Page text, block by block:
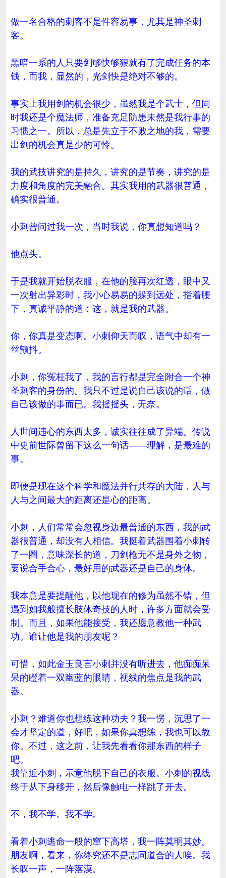
做一名合格的刺客不是件容易事，尤其是神圣刺
客。
黑暗一系的人只要剑够快够狠就有了完成任务的本
钱，而我，显然的，光剑快是绝对不够的。
事实上我用剑的机会很少，虽然我是个武士，但同
时我还是个魔法师，准备充足防患未然是我行事的
习惯之一。所以，总是先立于不败之地的我，需要
出剑的机会真是少的可怜。
我的武技讲究的是持久，讲究的是节奏，讲究的是
力度和角度的完美融合。其实我用的武器很普通，
确实很普通。
小刺曾问过我一次，当时我说，你真想知道吗？
他点头。
于是我就开始脱衣服，在他的脸再次红透，眼中又
一次射出异彩时，我小心易易的躲到远处，指着腰
下，真诚平静的道：这，就是我的武器。
你，你真是变态啊。小刺仰天而叹，语气中却有一
丝颤抖。
小刺，你冤枉我了，我的言行都是完全附合一个神
圣刺客的身份的。我只不过是说自己该说的话，做
自己该做的事而已。我摇摇头，无奈。
人世间违心的东西太多，诚实往往成了异端。传说
中史前世际曾留下这么一句话——理解，是最难的
事。
即便是现在这个科学和魔法并行共存的大陆，人与
人与之间最大的距离还是心的距离。
小刺，人们常常会忽视身边最普通的东西，我的武
器很普通，却没有人相信。我挺着武器围着小刺转
了一圈，意味深长的道，刀剑枪无不是身外之物，
要说合手合心，最好用的武器还是自己的身体。
我本意是要提醒他，以他现在的修为虽然不错，但
遇到如我般擅长肢体奇技的人时，许多方面就会受
制。而且，如果他能接受，我还愿意教他一种武
功。谁让他是我的朋友呢？
可惜，如此金玉良言小刺并没有听进去，他痴痴呆
呆的瞪着一双幽蓝的眼睛，视线的焦点是我的武
器。
小刺？难道你也想练这种功夫？我一愣，沉思了一
会才坚定的道，好吧，如果你真想练，我也可以教
你。不过，这之前，让我先看看你那东西的样子
吧。
我靠近小刺，示意他脱下自己的衣服。小刺的视线
终于从下身移开，然后像触电一样跳了开去。
不，我不学。我不学。
看着小刺逃命一般的窜下高塔，我一阵莫明其妙。
朋友啊，看来，你终究还不是志同道合的人唉。我
长叹一声，一阵落漠。